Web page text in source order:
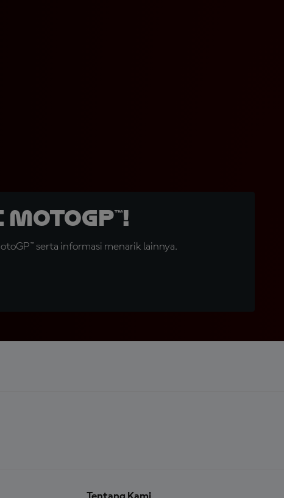
serta informasi menarik lainnya.